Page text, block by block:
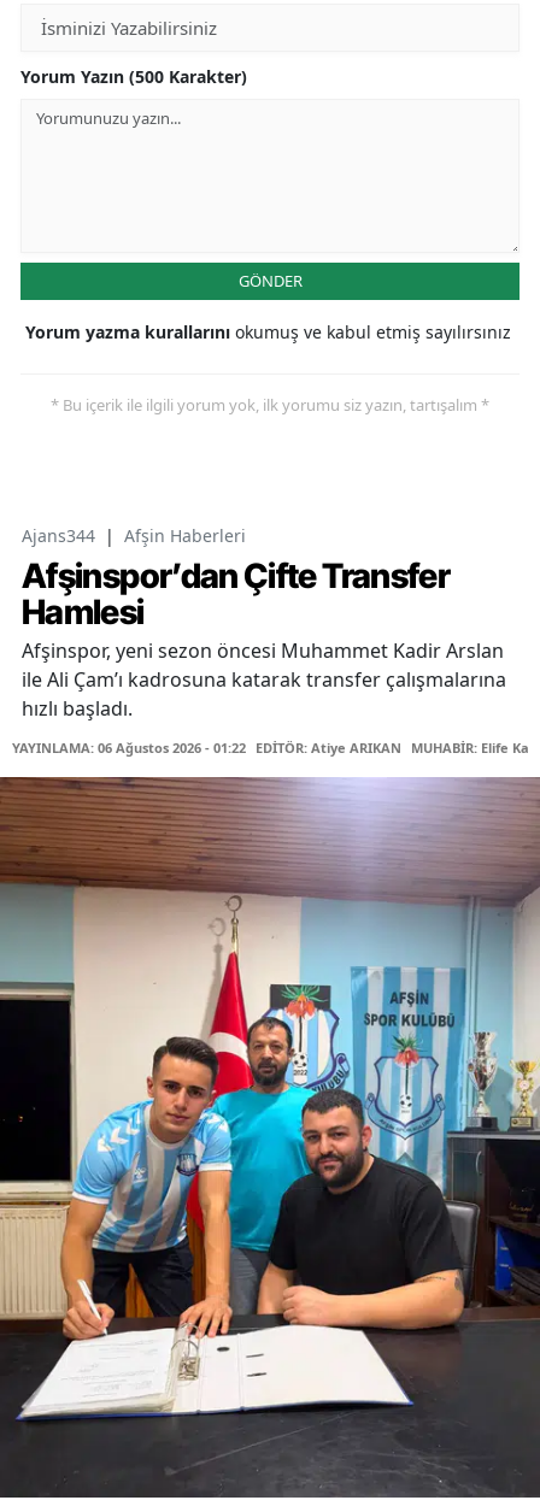
Yorum Yazın (500 Karakter)
GÖNDER
Yorum yazma kurallarını okumuş ve kabul etmiş sayılırsınız
* Bu içerik ile ilgili yorum yok, ilk yorumu siz yazın, tartışalım *
Ajans344 | Afşin Haberleri
Afşinspor’dan Çifte Transfer
Hamlesi
Afşinspor, yeni sezon öncesi Muhammet Kadir Arslan
ile Ali Çam’ı kadrosuna katarak transfer çalışmalarına
hızlı başladı.
YAYINLAMA: 06 Ağustos 2026 - 01:22 EDİTÖR: Atiye ARIKAN MUHABİR: Elife